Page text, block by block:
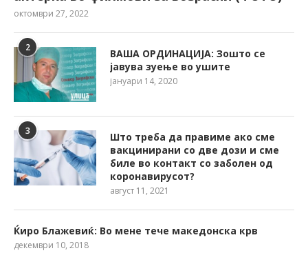
октомври 27, 2022
2
ВАША ОРДИНАЦИЈА: Зошто се
јавува зуење во ушите
јануари 14, 2020
3
Што треба да правиме ако сме
вакцинирани со две дози и сме
биле во контакт со заболен од
коронавирусот?
август 11, 2021
Ќиро Блажевиќ: Во мене тече македонска крв
декември 10, 2018